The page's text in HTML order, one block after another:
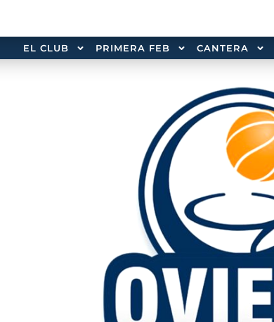
EL CLUB PRIMERA FEB CANTERA